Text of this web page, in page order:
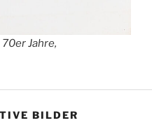
Jahre,
BILDER